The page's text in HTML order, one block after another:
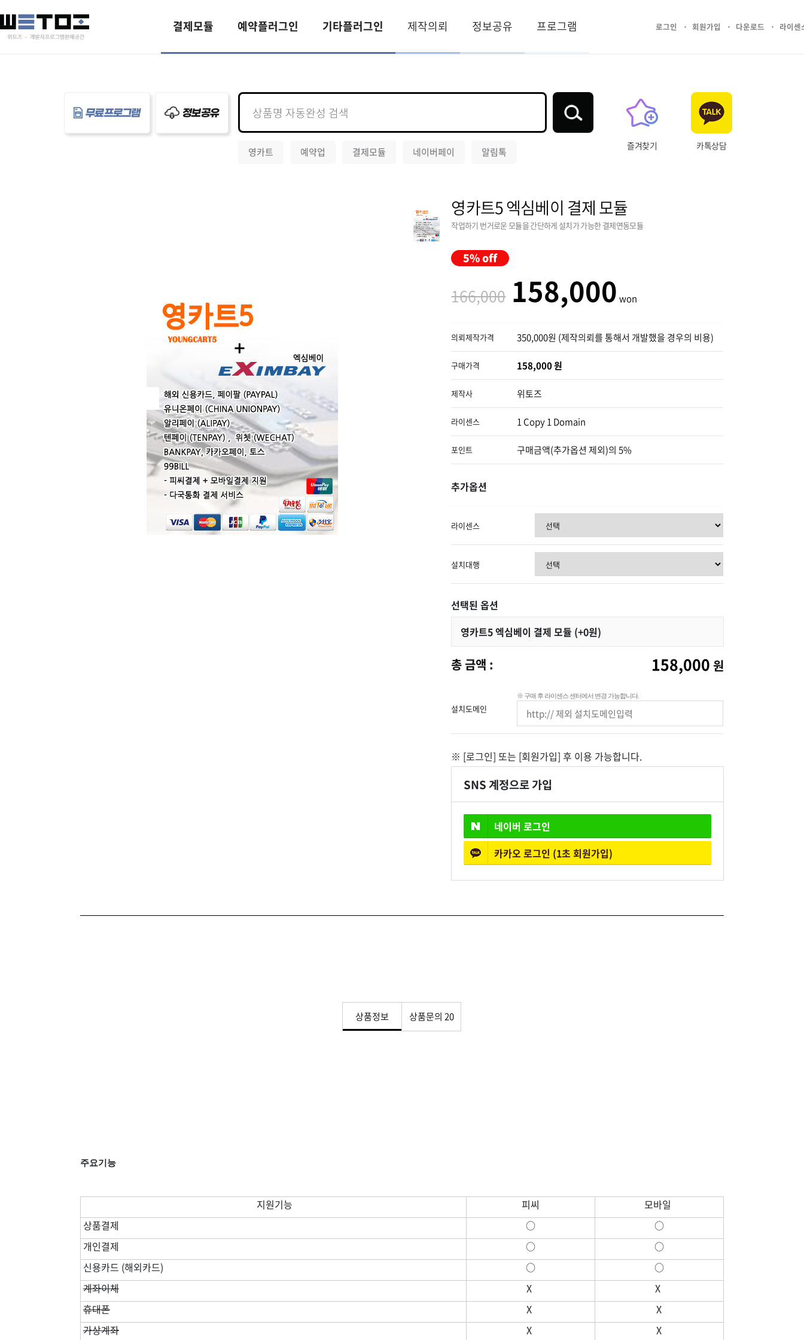
결제모듈 예약플러그인 기타플러그인 제작의뢰 정보공유 프로그램 로그인 회원가입 다운로드 라이센
무료프로그램 정보공유
영카트 예약업 결제모듈 네이버페이 알림톡 즐겨찾기 카톡상담
영카트5 엑심베이 결제 모듈
작업하기 번거로운 모듈을 간단하게 설치가 가능한 결제연동모듈
5
166,000 158,000
의뢰제작가격 350,000원 (제작의뢰를 통해서 개발했을 경우의 비용)
구매가격 158,000 원
제작사 위토즈
라이센스 1 Copy 1 Domain
포인트 구매금액(추가옵션 제외)의 5%
추가옵션
라이센스
설치대행
선택된 옵션
영카트5 엑심베이 결제 모듈 (+0원)
총 금액 : 158,000 원
설치도메인
※ 구매 후 라이센스 센터에서 변경 가능합니다.
※ [로그인] 또는 [회원가입] 후 이용 가능합니다.
SNS 계정으로 가입
네이버 로그인
카카오 로그인 (1초 회원가입)
상품정보 상품문의 20
주요기능
지원기능 피씨
모바일
상품결제
○
○
개인결제
○
○
신용카드 (해외카드)
○
○
계좌이체
X
X
휴대폰
X
X
가상계좌
X X